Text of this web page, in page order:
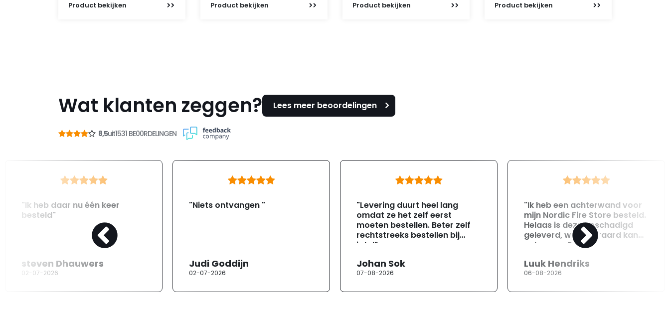
35,-.
Product bekijken Product bekijken Product bekijken Product bekijken
Wat klanten zeggen? Lees meer beoordelingen
8,5uit1531 BE00RDELINGEN
"Ik heb daar nu één keer
besteld"
steven Dhauwers
02-07-2026
"Niets ontvangen "
Judi Goddijn
02-07-2026
"Levering duurt heel lang
omdat ze het zelf eerst
moeten bestellen. Beter zelf
rechtstreeks bestellen bij
jotul"
Johan Sok
07-08-2026
"Ik heb een achterwand voor
mijn Nordic Fire Store besteld.
Helaas is deze beschadigd
geleverd, wat uiteraard kan
gebeuren. Direct na
opgenomen met de
klantenservice. Helaas
erg moeizaam; tussen de e-
Luuk Hendriks
06-08-2026